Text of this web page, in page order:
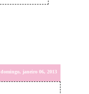
domingo, janeiro 06, 2013